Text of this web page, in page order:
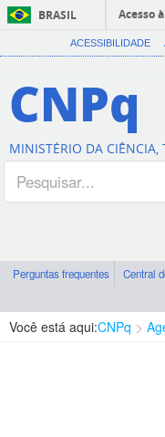
BRASIL
Acesso
ACESSIBILIDADE
CNPq
MINISTÉRIO DA CIÊNCIA,
Perguntas frequentes Central
Você está aqui:CNPq